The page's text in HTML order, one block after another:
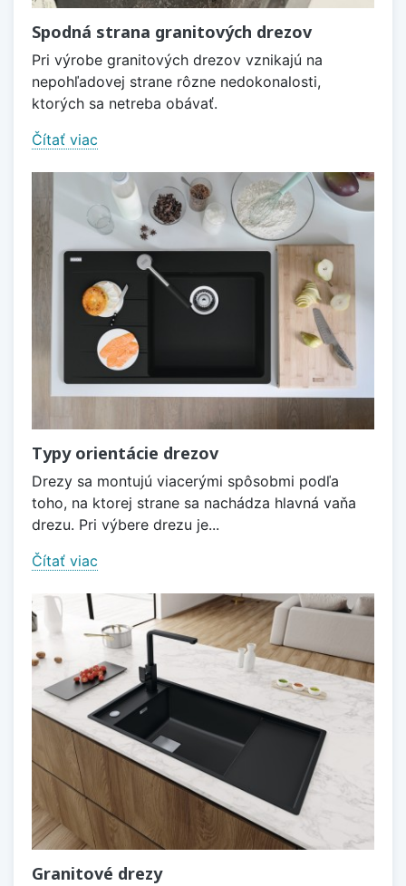
Spodná strana granitových drezov
Pri výrobe granitových drezov vznikajú na
nepohľadovej strane rôzne nedokonalosti,
ktorých sa netreba obávať.
Čítať viac
Typy orientácie drezov
Drezy sa montujú viacerými spôsobmi podľa
toho, na ktorej strane sa nachádza hlavná vaňa
drezu. Pri výbere drezu je...
Čítať viac
Granitové drezy